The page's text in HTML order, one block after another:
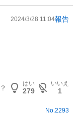
2024/3/28 11:04報告
はい
279
いいえ
1
No. 2293